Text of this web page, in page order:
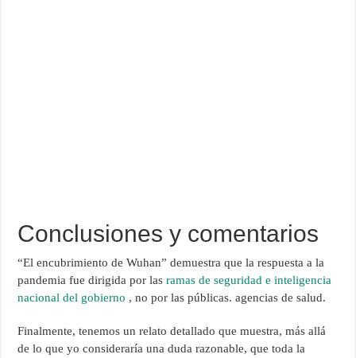
Conclusiones y comentarios
“El encubrimiento de Wuhan” demuestra que la respuesta a la
pandemia fue dirigida por lasramas de seguridad e inteligencia
nacional del gobierno , no por las públicas. agencias de salud.
Finalmente, tenemos un relato detallado que muestra, más allá
de lo que yo consideraría una duda razonable, que toda la